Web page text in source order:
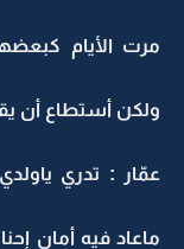
مرت الأيام
ولكن أستطاع أن
عمّار : تدري
ماعاد فيه أمان